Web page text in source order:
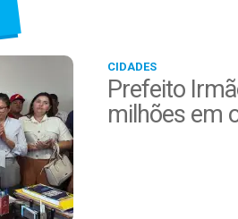
CIDADES
Prefeito
milhões em